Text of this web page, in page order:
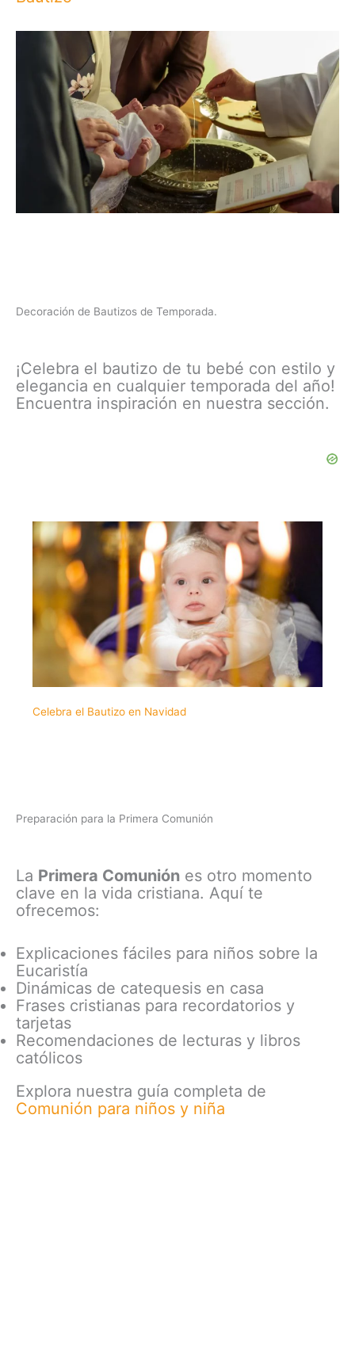
Decoración de Bautizos de Temporada.
¡Celebra el bautizo de tu bebé con estilo y
elegancia en cualquier temporada del año!
Encuentra inspiración en nuestra sección.
Celebra el Bautizo en Navidad
Preparación para la Primera Comunión
La Primera Comunión es otro momento
clave en la vida cristiana. Aquí te
ofrecemos:
Explicaciones fáciles para niños sobre la
Eucaristía
Dinámicas de catequesis en casa
Frases cristianas para recordatorios y
tarjetas
Recomendaciones de lecturas y libros
católicos
Explora nuestra guía completa de
Comunión para niños y niña